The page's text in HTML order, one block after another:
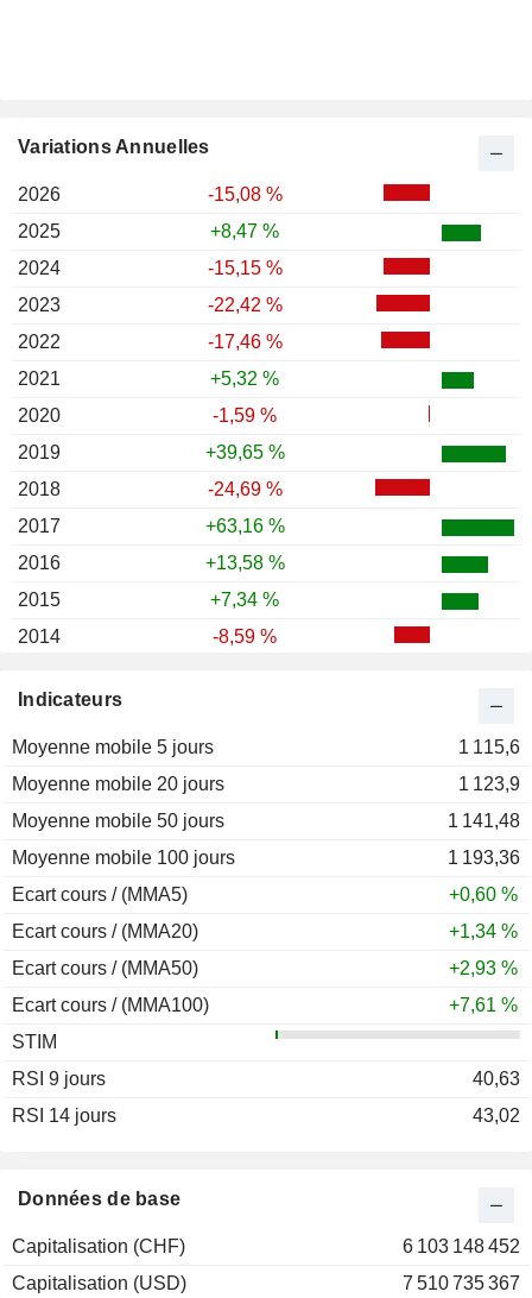
Données de base
Capitalisation (CHF)
6 103 148 452
Capitalisation (USD)
7 510 735 367
Indicateurs
Moyenne mobile 5 jours
1 115,6
Moyenne mobile 20 jours
1 123,9
Moyenne mobile 50 jours
1 141,48
Moyenne mobile 100 jours
1 193,36
Ecart cours / (MMA5)
+0,60 %
Ecart cours / (MMA20)
+1,34 %
Ecart cours / (MMA50)
+2,93 %
Ecart cours / (MMA100)
+7,61 %
STIM
RSI 9 jours
40,63
RSI 14 jours
43,02
Variations Annuelles
2026
-15,08 %
2025
+8,47 %
2024
-15,15 %
2023
-22,42 %
2022
-17,46 %
2021
+5,32 %
2020
-1,59 %
2019
+39,65 %
2018
-24,69 %
2017
+63,16 %
2016
+13,58 %
2015
+7,34 %
2014
-8,59 %
2012
2011
+19,50 %
2010
+18,61 %
2009
-5,22 %
2008
-19,88 %
2007
2006
2005
2004
+15,51 %
2003
+52,17 %
2002
2001
1999